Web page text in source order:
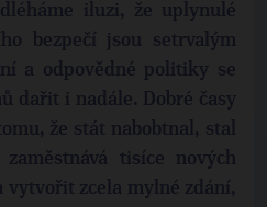
iluzi, že uplynulé
bezpečí jsou setrvalým
a odpovědné politiky se
dařit i nadále. Dobré časy
že stát nabobtnal, stal
tisíce nových
zcela mylné zdání,